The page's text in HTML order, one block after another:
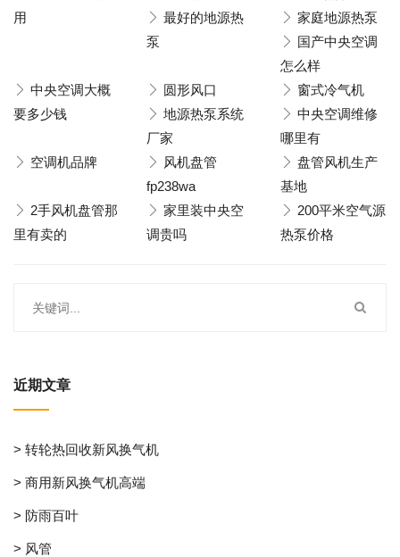
用
最好的地源热
泵
家庭地源热泵
国产中央空调
怎么样
中央空调大概
要多少钱
圆形风口
窗式冷气机
地源热泵系统
厂家
中央空调维修
哪里有
空调机品牌
风机盘管
fp238wa
盘管风机生产
基地
2手风机盘管那
里有卖的
家里装中央空
调贵吗
200平米空气源
热泵价格
近期文章
> 转轮热回收新风换气机
> 商用新风换气机高端
> 防雨百叶
> 风管